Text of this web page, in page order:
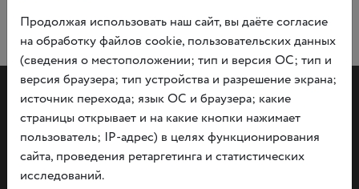
Документы
Продолжая использовать наш сайт, вы даёте согласие
на обработку файлов cookie, пользовательских данных
(сведения о местоположении; тип и версия ОС; тип и
версия браузера; тип устройства и разрешение экрана;
источник перехода; язык ОС и браузера; какие
страницы открывает и на какие кнопки нажимает
пользователь; IP-адрес) в целях функционирования
сайта, проведения ретаргетинга и статистических
исследований.